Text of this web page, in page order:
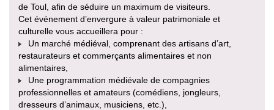
de Toul, afin de séduire un maximum de visiteurs.
Cet événement d’envergure à valeur patrimoniale et
culturelle vous accueillera pour :
Un marché médiéval, comprenant des artisans d’art,
restaurateurs et commerçants alimentaires et non
alimentaires,
Une programmation médiévale de compagnies
professionnelles et amateurs (comédiens, jongleurs,
dresseurs d’animaux, musiciens, etc.),